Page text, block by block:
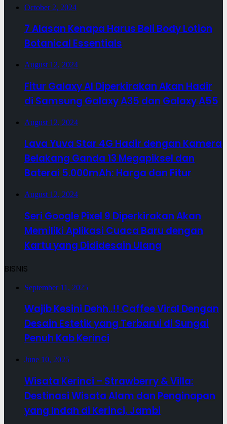
October 2, 2024
7 Alasan Kenapa Harus Beli Body Lotion
Botanical Essentials
August 12, 2024
Fitur Galaxy AI Diperkirakan Akan Hadir
di Samsung Galaxy A35 dan Galaxy A55
August 12, 2024
Lava Yuva Star 4G Hadir dengan Kamera
Belakang Ganda 13 Megapiksel dan
Baterai 5.000mAh: Harga dan Fitur
August 12, 2024
Seri Google Pixel 9 Diperkirakan Akan
Memiliki Aplikasi Cuaca Baru dengan
Kartu yang Dididesain Ulang
BISNIS
September 11, 2025
Wajib Kesini Dehh..!! Caffee Viral Dengan
Desain Estetik yang Terbarui di Sungai
Penuh Kab Kerinci
June 10, 2025
Wisata Kerinci – Strawberry & Villa:
Destinasi Wisata Alam dan Penginapan
yang Indah di Kerinci, Jambi